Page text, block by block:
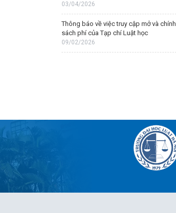
03/04/2026
Thông báo về việc truy cập mở và chính
sách phí của Tạp chí Luật học
09/02/2026